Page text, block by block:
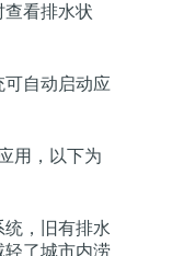
看排水状
可自动启动应
用，以下为
统，旧有排水
轻了城市内涝